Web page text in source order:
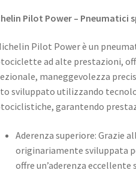
Pilot Power – Pneumatici
Pilot Power è un
ad alte prestazioni,
maneggevolezza
sviluppato utilizzando
garantendo
Aderenza superiore: Grazie
originariamente sviluppata
offre un’aderenza